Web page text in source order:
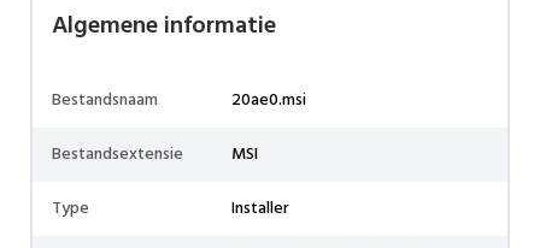
Algemene informatie
Bestandsnaam
20ae0.msi
Bestandsextensie
MSI
Type
Installer